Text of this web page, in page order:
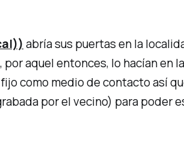
abría sus puertas en la
aquel entonces, lo hacían en
como medio de contacto así
por el vecino) para poder